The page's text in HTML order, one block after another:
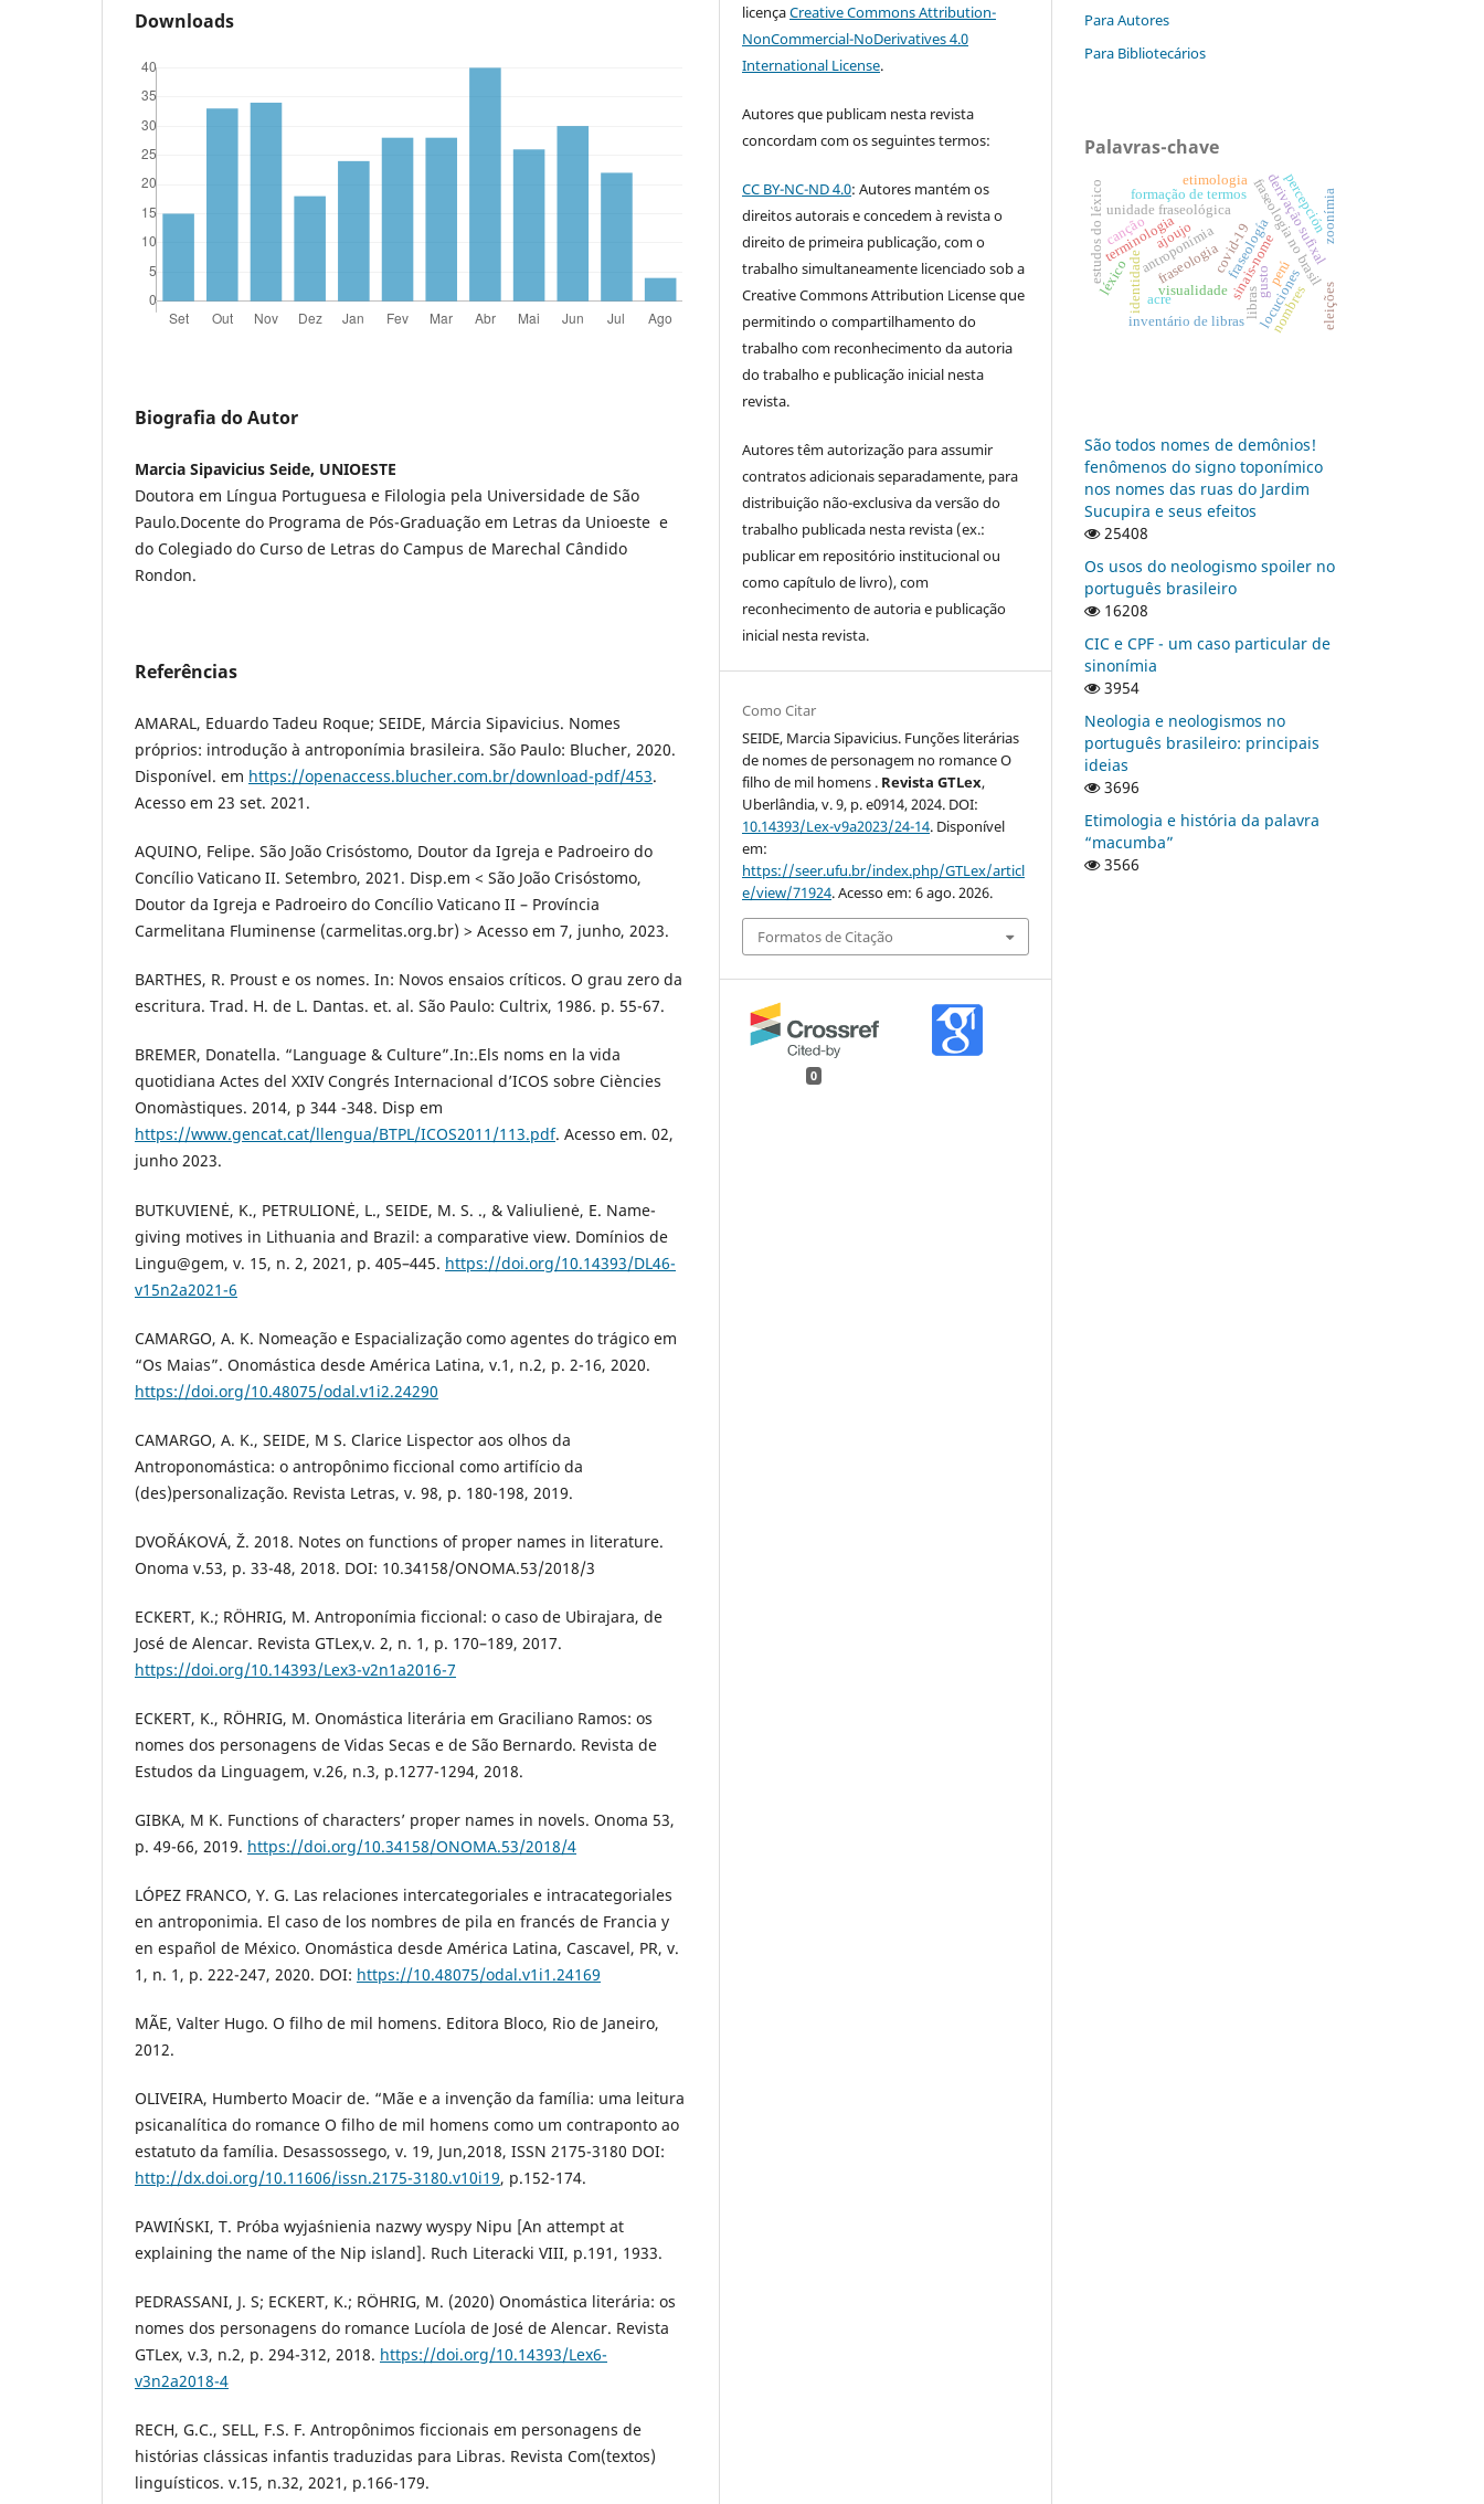
Downloads
Biografia do Autor
Marcia Sipavicius Seide, UNIOESTE
Doutora em Língua Portuguesa e Filologia pela Universidade de São
Paulo.Docente do Programa de Pós-Graduação em Letras da Unioeste e
do Colegiado do Curso de Letras do Campus de Marechal Cândido
Rondon.
Referências
AMARAL, Eduardo Tadeu Roque; SEIDE, Márcia Sipavicius. Nomes
próprios: introdução à antroponímia brasileira. São Paulo: Blucher, 2020.
Disponível. em https://openaccess.blucher.com.br/download-pdf/453.
Acesso em 23 set. 2021.
AQUINO, Felipe. São João Crisóstomo, Doutor da Igreja e Padroeiro do
Concílio Vaticano II. Setembro, 2021. Disp.em < São João Crisóstomo,
Doutor da Igreja e Padroeiro do Concílio Vaticano II – Província
Carmelitana Fluminense (carmelitas.org.br) > Acesso em 7, junho, 2023.
BARTHES, R. Proust e os nomes. In: Novos ensaios críticos. O grau zero da
escritura. Trad. H. de L. Dantas. et. al. São Paulo: Cultrix, 1986. p. 55-67.
BREMER, Donatella. “Language & Culture”.In:.Els noms en la vida
quotidiana Actes del XXIV Congrés Internacional d’ICOS sobre Ciències
Onomàstiques. 2014, p 344 -348. Disp em
https://www.gencat.cat/llengua/BTPL/ICOS2011/113.pdf. Acesso em. 02,
junho 2023.
BUTKUVIENĖ, K., PETRULIONĖ, L., SEIDE, M. S. ., & Valiulienė, E. Name-
giving motives in Lithuania and Brazil: a comparative view. Domínios de
Lingu@gem, v. 15, n. 2, 2021, p. 405–445. https://doi.org/10.14393/DL46-
v15n2a2021-6
CAMARGO, A. K. Nomeação e Espacialização como agentes do trágico em
“Os Maias”. Onomástica desde América Latina, v.1, n.2, p. 2-16, 2020.
https://doi.org/10.48075/odal.v1i2.24290
CAMARGO, A. K., SEIDE, M S. Clarice Lispector aos olhos da
Antroponomástica: o antropônimo ficcional como artifício da
(des)personalização. Revista Letras, v. 98, p. 180-198, 2019.
DVOŘÁKOVÁ, Ž. 2018. Notes on functions of proper names in literature.
Onoma v.53, p. 33-48, 2018. DOI: 10.34158/ONOMA.53/2018/3
ECKERT, K.; RÖHRIG, M. Antroponímia ficcional: o caso de Ubirajara, de
José de Alencar. Revista GTLex,v. 2, n. 1, p. 170–189, 2017.
https://doi.org/10.14393/Lex3-v2n1a2016-7
ECKERT, K., RÖHRIG, M. Onomástica literária em Graciliano Ramos: os
nomes dos personagens de Vidas Secas e de São Bernardo. Revista de
Estudos da Linguagem, v.26, n.3, p.1277-1294, 2018.
GIBKA, M K. Functions of characters’ proper names in novels. Onoma 53,
p. 49-66, 2019. https://doi.org/10.34158/ONOMA.53/2018/4
LÓPEZ FRANCO, Y. G. Las relaciones intercategoriales e intracategoriales
en antroponimia. El caso de los nombres de pila en francés de Francia y
en español de México. Onomástica desde América Latina, Cascavel, PR, v.
1, n. 1, p. 222-247, 2020. DOI: https://10.48075/odal.v1i1.24169
MÃE, Valter Hugo. O filho de mil homens. Editora Bloco, Rio de Janeiro,
2012.
OLIVEIRA, Humberto Moacir de. “Mãe e a invenção da família: uma leitura
psicanalítica do romance O filho de mil homens como um contraponto ao
estatuto da família. Desassossego, v. 19, Jun,2018, ISSN 2175-3180 DOI:
http://dx.doi.org/10.11606/issn.2175-3180.v10i19, p.152-174.
PAWIŃSKI, T. Próba wyjaśnienia nazwy wyspy Nipu [An attempt at
explaining the name of the Nip island]. Ruch Literacki VIII, p.191, 1933.
PEDRASSANI, J. S; ECKERT, K.; RÖHRIG, M. (2020) Onomástica literária: os
nomes dos personagens do romance Lucíola de José de Alencar. Revista
GTLex, v.3, n.2, p. 294-312, 2018. https://doi.org/10.14393/Lex6-
v3n2a2018-4
RECH, G.C., SELL, F.S. F. Antropônimos ficcionais em personagens de
histórias clássicas infantis traduzidas para Libras. Revista Com(textos)
linguísticos. v.15, n.32, 2021, p.166-179.
licençaCreative Commons Attribution-
NonCommercial-NoDerivatives 4.0
International License.
Autores que publicam nesta revista
concordam com os seguintes termos:
CC BY-NC-ND 4.0: Autores mantém os
direitos autorais e concedem à revista o
direito de primeira publicação, com o
trabalho simultaneamente licenciado sob a
Creative Commons Attribution License que
permitindo o compartilhamento do
trabalho com reconhecimento da autoria
do trabalho e publicação inicial nesta
revista.
Autores têm autorização para assumir
contratos adicionais separadamente, para
distribuição não-exclusiva da versão do
trabalho publicada nesta revista (ex.:
publicar em repositório institucional ou
como capítulo de livro), com
reconhecimento de autoria e publicação
inicial nesta revista.
Como Citar
SEIDE, Marcia Sipavicius. Funções literárias
de nomes de personagem no romance O
filho de mil homens . Revista GTLex,
Uberlândia, v. 9, p. e0914, 2024. DOI:
10.14393/Lex-v9a2023/24-14. Disponível
em:
https://seer.ufu.br/index.php/GTLex/articl
e/view/71924. Acesso em: 6 ago. 2026.
Formatos de Citação
0
Para Autores
Para Bibliotecários
Palavras-chave
antroponímia sinais-nome
libras
visualidade
identidade fraseologia
unidade fraseológica fraseologia no brasil
derivação sufixal
formação de termos
etimologia
terminologia
percepción
fraseología
locuciones
gusto
estudos do léxico covid-19
ajoujo
léxico
zoonímia
inventário de libras
acre nombres
perú
canção
eleições
São todos nomes de demônios!
fenômenos do signo toponímico
nos nomes das ruas do Jardim
Sucupira e seus efeitos
25408
Os usos do neologismo spoiler no
português brasileiro
16208
CIC e CPF - um caso particular de
sinonímia
3954
Neologia e neologismos no
português brasileiro: principais
ideias
3696
Etimologia e história da palavra
“macumba”
3566